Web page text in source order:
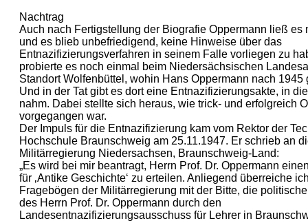
Nachtrag
Auch nach Fertigstellung der Biografie Oppermann ließ es
und es blieb unbefriedigend, keine Hinweise über das
Entnazifizierungsverfahren in seinem Falle vorliegen zu
probierte es noch einmal beim Niedersächsischen
Standort Wolfenbüttel, wohin Hans Oppermann nach 1945
Und in der Tat gibt es dort eine Entnazifizierungsakte, in
nahm. Dabei stellte sich heraus, wie trick- und erfolgreich
vorgegangen war.
Der Impuls für die Entnazifizierung kam vom Rektor der
Hochschule Braunschweig am 25.11.1947. Er schrieb an
Militärregierung Niedersachsen, Braunschweig-Land:
„Es wird bei mir beantragt, Herrn Prof. Dr. Oppermann
für ‚Antike Geschichte‘ zu erteilen. Anliegend überreiche
Fragebögen der Militärregierung mit der Bitte, die
des Herrn Prof. Dr. Oppermann durch den
Landesentnazifizierungsausschuss für Lehrer in